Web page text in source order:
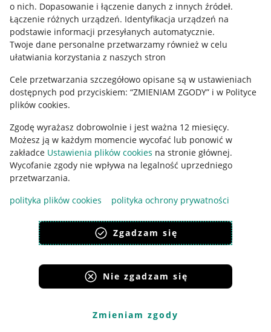
o nich. Dopasowanie i łączenie danych z innych źródeł.
Łączenie różnych urządzeń. Identyfikacja urządzeń na
podstawie informacji przesyłanych automatycznie.
Twoje dane personalne przetwarzamy również w celu
ułatwiania korzystania z naszych stron
Cele przetwarzania szczegółowo opisane są w ustawieniach
dostępnych pod przyciskiem: “ZMIENIAM ZGODY” i w Polityce
plików cookies.
Zgodę wyrażasz dobrowolnie i jest ważna 12 miesięcy.
Możesz ją w każdym momencie wycofać lub ponowić w
zakładce Ustawienia plików cookies na stronie głównej.
Wycofanie zgody nie wpływa na legalność uprzedniego
przetwarzania.
polityka plików cookies
polityka ochrony prywatności
Zgadzam się
Nie zgadzam się
Zmieniam zgody
Regulamin
Polityka plików "cookies"
Ustawienia plików "cookies"
Udostępnianie lokalizacji
Informacje dla Aktu o Usługach Cyfrowych
Pobierz aplikację
Korzystanie z serwisu oznacza akceptacjęregulaminu